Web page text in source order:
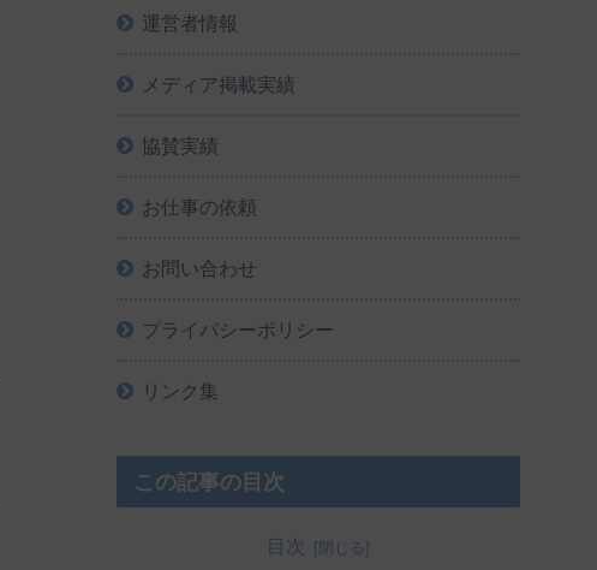
運営者情報
メディア掲載実績
協賛実績
お仕事の依頼
お問い合わせ
プライバシーポリシー
リンク集
この記事の目次
目次